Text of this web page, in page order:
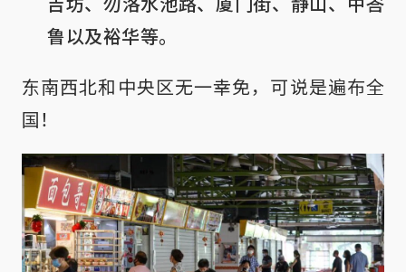
鲁以及裕华等。
东南西北和中央区无一幸免，可说是遍布全
国！